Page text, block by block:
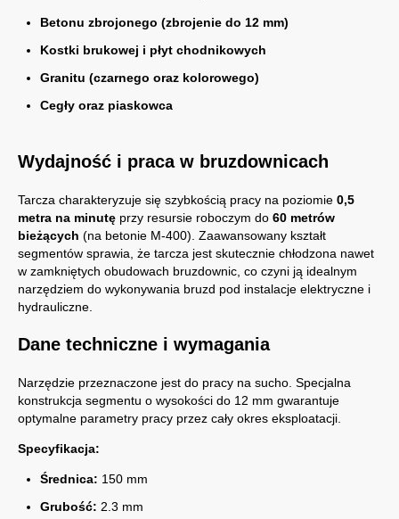
Betonu zbrojonego (zbrojenie do 12 mm)
Kostki brukowej i płyt chodnikowych
Granitu (czarnego oraz kolorowego)
Cegły oraz piaskowca
Wydajność i praca w bruzdownicach
Tarcza charakteryzuje się szybkością pracy na poziomie 0,5
metra na minutę przy resursie roboczym do 60 metrów
bieżących (na betonie M-400). Zaawansowany kształt
segmentów sprawia, że tarcza jest skutecznie chłodzona nawet
w zamkniętych obudowach bruzdownic, co czyni ją idealnym
narzędziem do wykonywania bruzd pod instalacje elektryczne i
hydrauliczne.
Dane techniczne i wymagania
Narzędzie przeznaczone jest do pracy na sucho. Specjalna
konstrukcja segmentu o wysokości do 12 mm gwarantuje
optymalne parametry pracy przez cały okres eksploatacji.
Specyfikacja:
Średnica: 150 mm
Grubość: 2.3 mm